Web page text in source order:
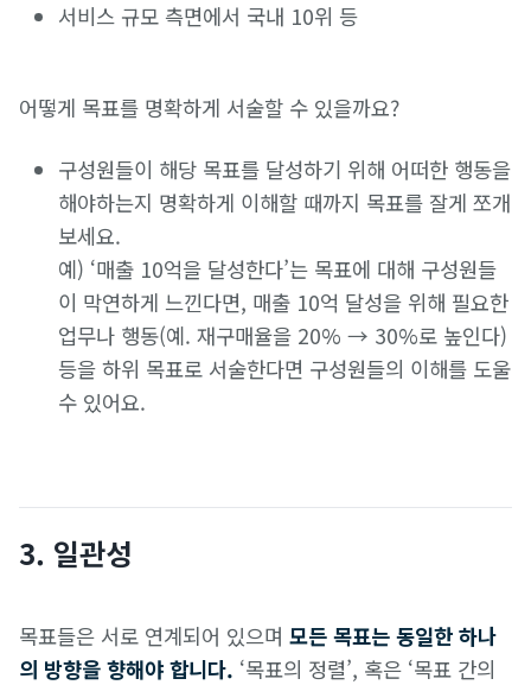
서비스 규모 측면에서 국내 10위 등
어떻게 목표를 명확하게 서술할 수 있을까요?
구성원들이 해당 목표를 달성하기 위해 어떠한 행동을
해야하는지 명확하게 이해할 때까지 목표를 잘게 쪼개
보세요.
예) ‘매출 10억을 달성한다’는 목표에 대해 구성원들
이 막연하게 느낀다면, 매출 10억 달성을 위해 필요한
업무나 행동(예. 재구매율을 20% → 30%로 높인다)
등을 하위 목표로 서술한다면 구성원들의 이해를 도울
수 있어요.
3. 일관성
목표들은 서로 연계되어 있으며 모든 목표는 동일한 하나
의 방향을 향해야 합니다. ‘목표의 정렬’, 혹은 ‘목표 간의